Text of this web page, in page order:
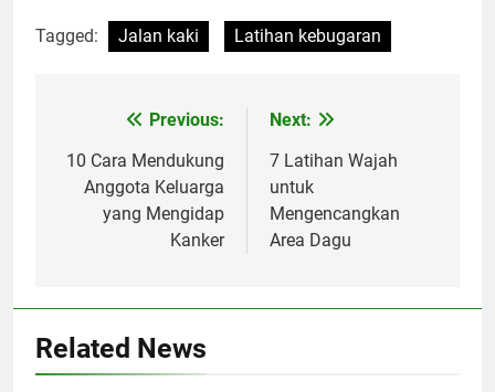
Tagged: Jalan kaki Latihan kebugaran
Navigasi
pos
Previous:
10 Cara Mendukung
Anggota Keluarga
yang Mengidap
Kanker
Next:
7 Latihan Wajah
untuk
Mengencangkan
Area Dagu
Related News